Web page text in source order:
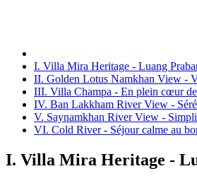
I. Villa Mira Heritage - Luang
II. Golden Lotus Namkhan View -
III. Villa Champa - En plein cœur
IV. Ban Lakkham River View -
V. Saynamkhan River View -
VI. Cold River - Séjour calme au
I. Villa Mira Heritage -